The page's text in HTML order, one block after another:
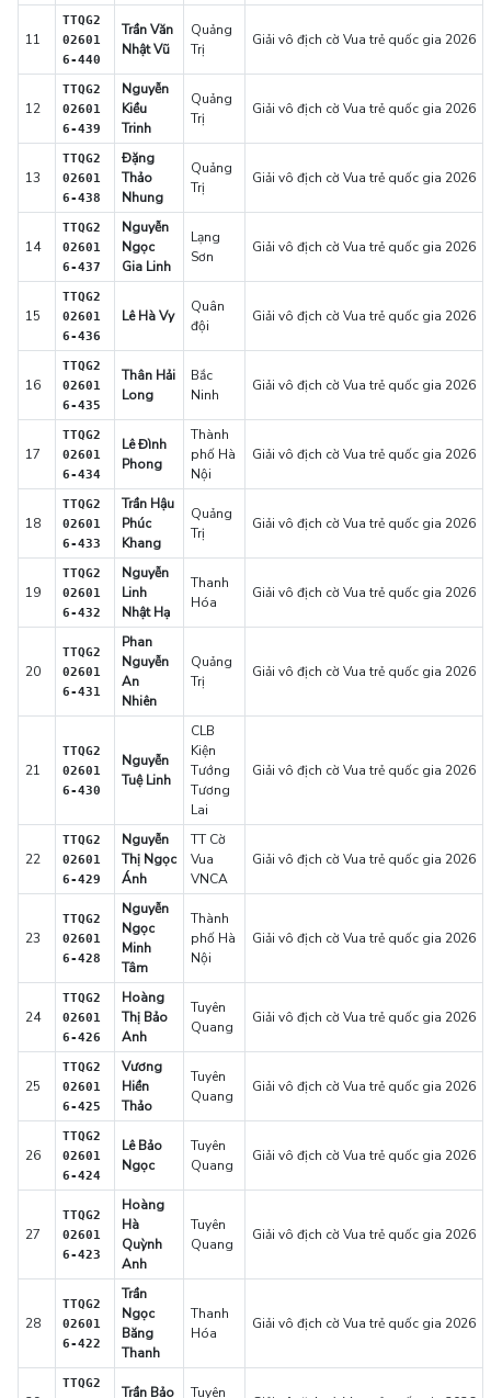
11
TTQG2
02601
6-440
Trần Văn
Nhật Vũ
Quảng
Trị
Giải vô địch cờ Vua trẻ quốc gia 2026
12
TTQG2
02601
6-439
Nguyễn
Kiều
Trinh
Quảng
Trị
Giải vô địch cờ Vua trẻ quốc gia 2026
13
TTQG2
02601
6-438
Đặng
Thảo
Nhung
Quảng
Trị
Giải vô địch cờ Vua trẻ quốc gia 2026
14
TTQG2
02601
6-437
Nguyễn
Ngọc
Gia Linh
Lạng
Sơn
Giải vô địch cờ Vua trẻ quốc gia 2026
15
TTQG2
02601
6-436
Lê Hà Vy
Quân
đội
Giải vô địch cờ Vua trẻ quốc gia 2026
16
TTQG2
02601
6-435
Thân Hải
Long
Bắc
Ninh
Giải vô địch cờ Vua trẻ quốc gia 2026
17
TTQG2
02601
6-434
Lê Đình
Phong
Thành
phố Hà
Nội
Giải vô địch cờ Vua trẻ quốc gia 2026
18
TTQG2
02601
6-433
Trần Hậu
Phúc
Khang
Quảng
Trị
Giải vô địch cờ Vua trẻ quốc gia 2026
19
TTQG2
02601
6-432
Nguyễn
Linh
Nhật Hạ
Thanh
Hóa
Giải vô địch cờ Vua trẻ quốc gia 2026
20
TTQG2
02601
6-431
Phan
Nguyễn
An
Nhiên
Quảng
Trị
Giải vô địch cờ Vua trẻ quốc gia 2026
21
TTQG2
02601
6-430
Nguyễn
Tuệ Linh
CLB
Kiện
Tướng
Tương
Lai
Giải vô địch cờ Vua trẻ quốc gia 2026
22
TTQG2
02601
6-429
Nguyễn
Thị Ngọc
Ánh
TT Cờ
Vua
VNCA
Giải vô địch cờ Vua trẻ quốc gia 2026
23
TTQG2
02601
6-428
Nguyễn
Ngọc
Minh
Tâm
Thành
phố Hà
Nội
Giải vô địch cờ Vua trẻ quốc gia 2026
24
TTQG2
02601
6-426
Hoàng
Thị Bảo
Anh
Tuyên
Quang
Giải vô địch cờ Vua trẻ quốc gia 2026
25
TTQG2
02601
6-425
Vương
Hiền
Thảo
Tuyên
Quang
Giải vô địch cờ Vua trẻ quốc gia 2026
26
TTQG2
02601
6-424
Lê Bảo
Ngọc
Tuyên
Quang
Giải vô địch cờ Vua trẻ quốc gia 2026
27
TTQG2
02601
6-423
Hoàng
Hà
Quỳnh
Anh
Tuyên
Quang
Giải vô địch cờ Vua trẻ quốc gia 2026
28
TTQG2
02601
6-422
Trần
Ngọc
Băng
Thanh
Thanh
Hóa
Giải vô địch cờ Vua trẻ quốc gia 2026
TTQG2
Trần Bảo Tuyên